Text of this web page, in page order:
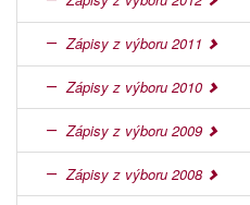
Zápisy z výboru 2011
Zápisy z výboru 2010
Zápisy z výboru 2009
Zápisy z výboru 2008